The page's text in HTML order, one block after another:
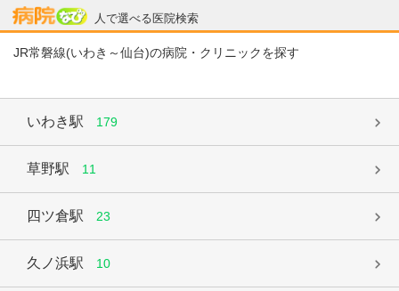
人で選べる医院検索
病院なび
JR常磐線(いわき～仙台)の病院・クリニックを探す
いわき駅 179
草野駅 11
四ツ倉駅 23
久ノ浜駅 10